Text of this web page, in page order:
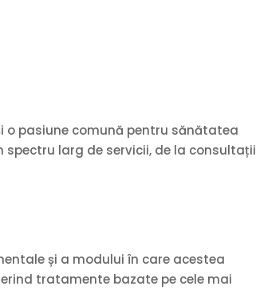
o pasiune comună pentru sănătatea
spectru larg de servicii, de la consultații
și a modului în care acestea
tratamente bazate pe cele mai